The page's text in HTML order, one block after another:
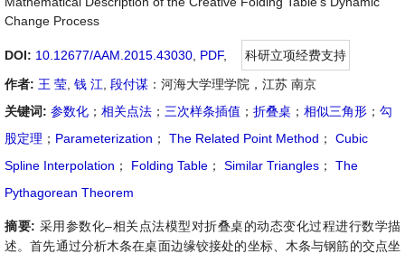
Change Process
DOI: 10.12677/AAM.2015.43030 PDF,
科研立项经费支持
作者: 王 莹 钱 江 段付谋 ：河海大学理学院，江苏 南京
关键词: 参数化 ； 相关点法 ； 三次样条插值 ； 折叠桌 ； 相似三角形 ； 勾
股定理 ； Parameterization ； The Related Point Method ；
Cubic
Spline Interpolation ； Folding Table ； Similar Triangles ；
The
Pythagorean Theorem
摘要: 采用参数化–相关点法模型对折叠桌的动态变化过程进行数学描
述。首先通过分析木条在桌面边缘铰接处的坐标、木条与钢筋的交点坐